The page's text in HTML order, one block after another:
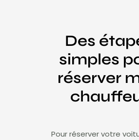
Des
simples
réserver
Pour réserver votre